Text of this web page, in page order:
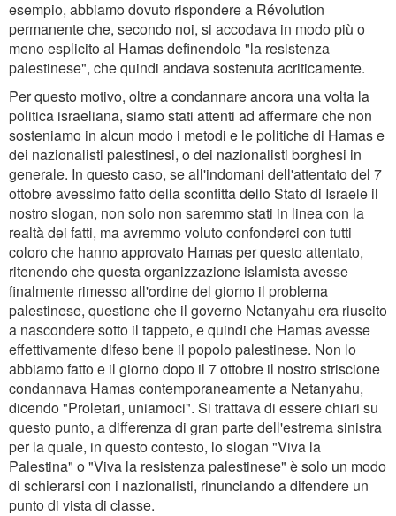
esempio, abbiamo dovuto rispondere a Révolution
permanente che, secondo noi, si accodava in modo più o
meno esplicito al Hamas definendolo "la resistenza
palestinese", che quindi andava sostenuta acriticamente.
Per questo motivo, oltre a condannare ancora una volta la
politica israeliana, siamo stati attenti ad affermare che non
sosteniamo in alcun modo i metodi e le politiche di Hamas e
dei nazionalisti palestinesi, o dei nazionalisti borghesi in
generale. In questo caso, se all'indomani dell'attentato del 7
ottobre avessimo fatto della sconfitta dello Stato di Israele il
nostro slogan, non solo non saremmo stati in linea con la
realtà dei fatti, ma avremmo voluto confonderci con tutti
coloro che hanno approvato Hamas per questo attentato,
ritenendo che questa organizzazione islamista avesse
finalmente rimesso all'ordine del giorno il problema
palestinese, questione che il governo Netanyahu era riuscito
a nascondere sotto il tappeto, e quindi che Hamas avesse
effettivamente difeso bene il popolo palestinese. Non lo
abbiamo fatto e il giorno dopo il 7 ottobre il nostro striscione
condannava Hamas contemporaneamente a Netanyahu,
dicendo "Proletari, uniamoci". Si trattava di essere chiari su
questo punto, a differenza di gran parte dell'estrema sinistra
per la quale, in questo contesto, lo slogan "Viva la
Palestina" o "Viva la resistenza palestinese" è solo un modo
di schierarsi con i nazionalisti, rinunciando a difendere un
punto di vista di classe.